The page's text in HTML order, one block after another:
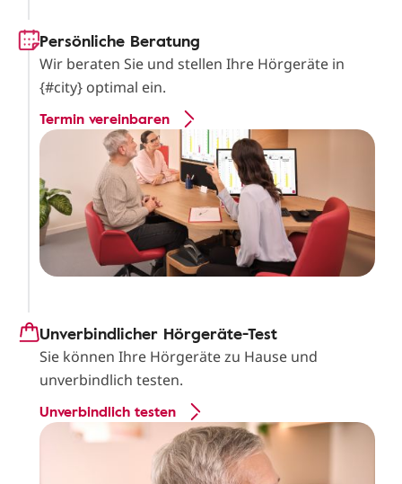
Persönliche Beratung
Wir beraten Sie und stellen Ihre Hörgeräte in
{#city} optimal ein.
Termin vereinbaren
Unverbindlicher Hörgeräte-Test
Sie können Ihre Hörgeräte zu Hause und
unverbindlich testen.
Unverbindlich testen